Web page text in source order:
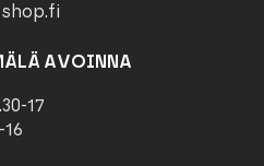
AVOINNA
17